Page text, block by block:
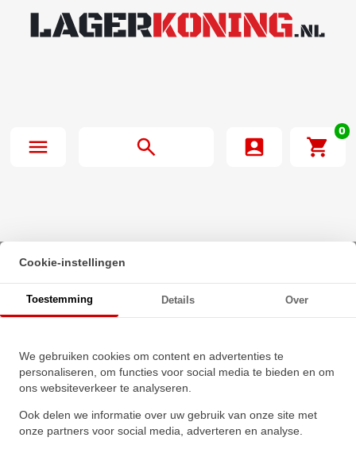
0
Beginpagina· SNR Insert Lager EX208 G2 (40mm)
Cookie-instellingen
Toestemming Details Over
We gebruiken cookies om content en advertenties te
personaliseren, om functies voor social media te bieden en om
ons websiteverkeer te analyseren.
Ook delen we informatie over uw gebruik van onze site met
onze partners voor social media, adverteren en analyse.
(40mm)
★★★★
★★★★
Schrijf een review!